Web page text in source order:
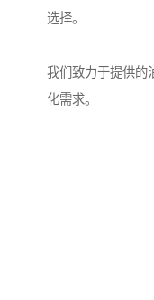
选择。
我们致力于提供的
化需求。